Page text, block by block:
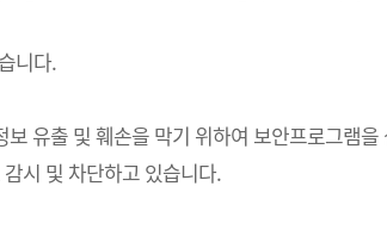
니다.
유출 및 훼손을 막기 위하여 보안프로그램을
시 및 차단하고 있습니다.